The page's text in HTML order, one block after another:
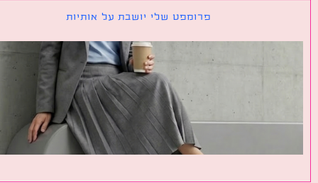
פרומפט שלי יושבת על אותיות